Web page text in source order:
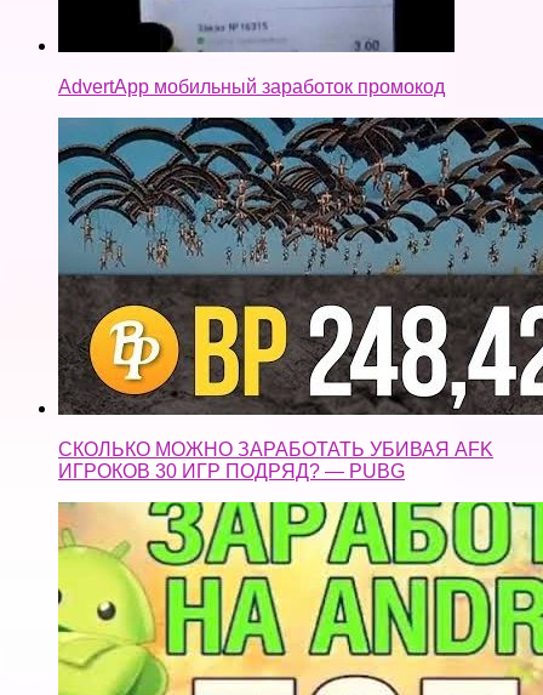
AdvertApp мобильный заработок промокод
СКОЛЬКО МОЖНО ЗАРАБОТАТЬ УБИВАЯ AFK
ИГРОКОВ 30 ИГР ПОДРЯД? — PUBG